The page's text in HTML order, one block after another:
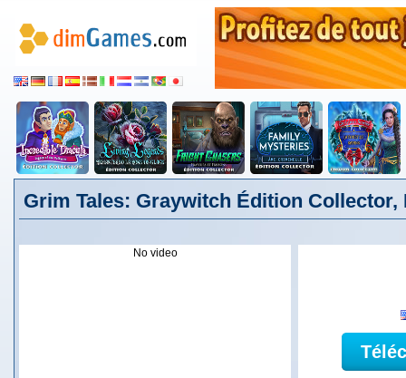
Grim Tales: Graywitch Édition Collector,
No video